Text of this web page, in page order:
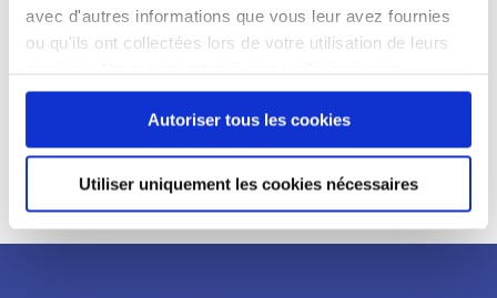
avec d'autres informations que vous leur avez fournies
ou qu'ils ont collectées lors de votre utilisation de leurs
continuez à utiliser notre site Web.
Autoriser tous les cookies
Utiliser uniquement les cookies nécessaires
Processus
de
recrutement